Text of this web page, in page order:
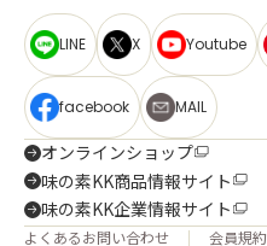
LINE X Youtube
facebook MAIL
オンラインショップ
味の素KK商品情報サイト
味の素KK企業情報サイト
よくあるお問い合わせ 会員規約